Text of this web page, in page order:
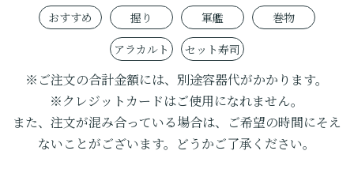
おすすめ
握り 軍艦
巻物
アラカルト
セット寿司
※ご注文の合計金額には、別途容器代がかかります。
※クレジットカードはご使用になれません。
また、注文が混み合っている場合は、ご希望の時間にそえ
ないことがございます。どうかご了承ください。